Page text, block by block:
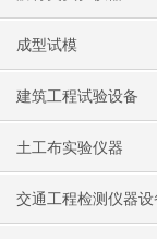
成型试模
建筑工程试验设备
土工布实验仪器
交通工程检测仪器设